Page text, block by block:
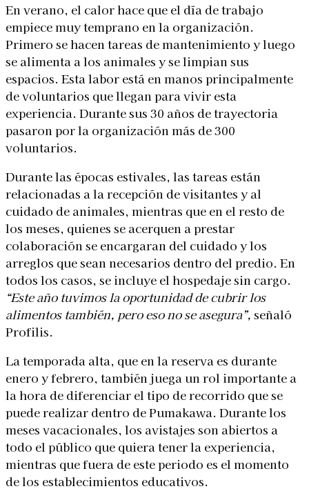
En verano, el calor hace que el día de trabajo
empiece muy temprano en la organización.
Primero se hacen tareas de mantenimiento y luego
se alimenta a los animales y se limpian sus
espacios. Esta labor está en manos principalmente
de voluntarios que llegan para vivir esta
experiencia. Durante sus 30 años de trayectoria
pasaron por la organización más de 300
voluntarios.
Durante las épocas estivales, las tareas están
relacionadas a la recepción de visitantes y al
cuidado de animales, mientras que en el resto de
los meses, quienes se acerquen a prestar
colaboración se encargaran del cuidado y los
arreglos que sean necesarios dentro del predio. En
todos los casos, se incluye el hospedaje sin cargo.
“Este año tuvimos la oportunidad de cubrir los
alimentos también, pero eso no se asegura”, señaló
Profilis.
La temporada alta, que en la reserva es durante
enero y febrero, también juega un rol importante a
la hora de diferenciar el tipo de recorrido que se
puede realizar dentro de Pumakawa. Durante los
meses vacacionales, los avistajes son abiertos a
todo el público que quiera tener la experiencia,
mientras que fuera de este periodo es el momento
de los establecimientos educativos.